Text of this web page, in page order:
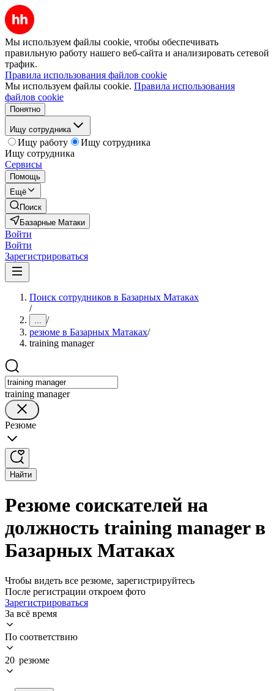
Мы используем файлы cookie, чтобы обеспечивать
правильную работу нашего веб-сайта и анализировать сетевой
трафик.
Правила использования файлов cookie
Мы используем файлы cookie. Правила использования
файлов cookie
Понятно
Ищу сотрудника
Ищу работу
Ищу сотрудника
Ищу сотрудника
Сервисы
Помощь
Ещё
Поиск
Базарные Матаки
Войти
Войти
Зарегистрироваться
Поиск сотрудников в Базарных Матаках
/
... /
резюме в Базарных Матаках/
training manager
training manager
Резюме
Найти
Резюме соискателей на
должность training manager в
Базарных Матаках
Чтобы видеть все резюме, зарегистрируйтесь
После регистрации откроем фото
Зарегистрироваться
За всё время
По соответствию
20 резюме